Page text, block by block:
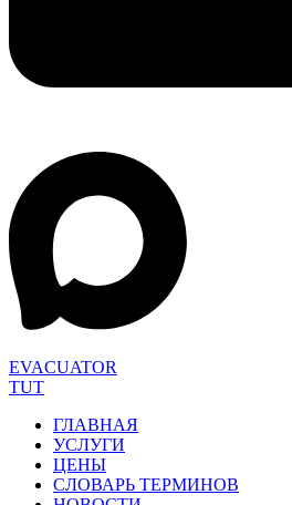
EVACUATOR
TUT
ГЛАВНАЯ
УСЛУГИ
ЦЕНЫ
СЛОВАРЬ ТЕРМИНОВ